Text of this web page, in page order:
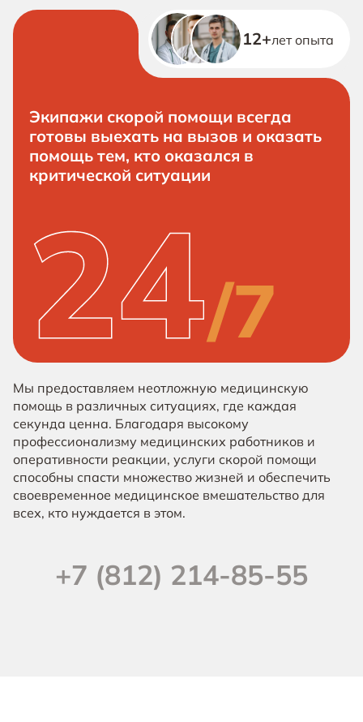
12+лет опыта
Экипажи скорой помощи всегда
готовы выехать на вызов и оказать
помощь тем, кто оказался в
критической ситуации
Мы предоставляем неотложную медицинскую
помощь в различных ситуациях, где каждая
секунда ценна. Благодаря высокому
профессионализму медицинских работников и
оперативности реакции, услуги скорой помощи
способны спасти множество жизней и обеспечить
своевременное медицинское вмешательство для
всех, кто нуждается в этом.
+7 (812) 214-85-55